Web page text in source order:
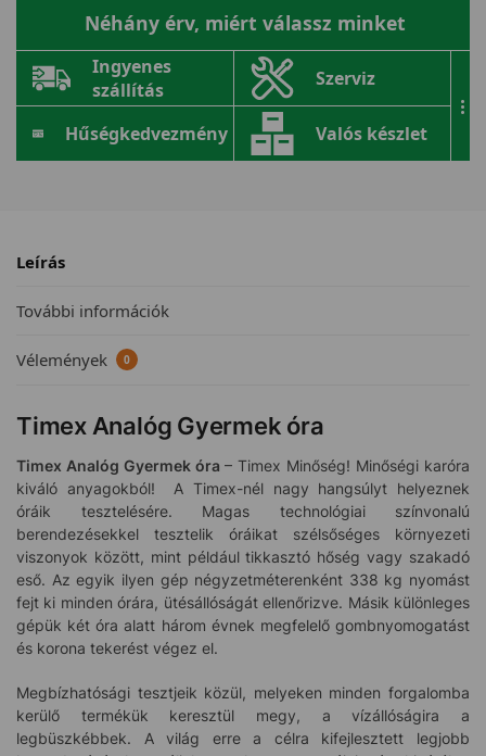
Néhány érv, miért válassz minket
Ingyenes
szállítás
Szerviz
Hűségkedvezmény Valós készlet
...
Leírás
További információk
Vélemények 0
Timex Analóg Gyermek óra
Timex Analóg Gyermek óra – Timex Minőség! Minőségi karóra
kiváló anyagokból! A Timex-nél nagy hangsúlyt helyeznek
óráik tesztelésére. Magas technológiai színvonalú
berendezésekkel tesztelik óráikat szélsőséges környezeti
viszonyok között, mint például tikkasztó hőség vagy szakadó
eső. Az egyik ilyen gép négyzetméterenként 338 kg nyomást
fejt ki minden órára, ütésállóságát ellenőrizve. Másik különleges
gépük két óra alatt három évnek megfelelő gombnyomogatást
és korona tekerést végez el.
Megbízhatósági tesztjeik közül, melyeken minden forgalomba
kerülő termékük keresztül megy, a vízállóságira a
legbüszkébbek. A világ erre a célra kifejlesztett legjobb